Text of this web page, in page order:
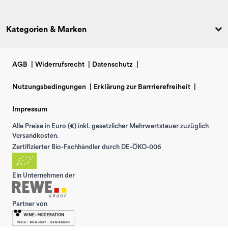
Kategorien & Marken
AGB Widerrufsrecht Datenschutz
Nutzungsbedingungen Erklärung zur Barrrierefreiheit
Impressum
Alle Preise in Euro (€) inkl. gesetzlicher Mehrwertsteuer zuzüglich
Versandkosten.
Zertifizierter Bio-Fachhändler durch DE-ÖKO-006
Ein Unternehmen der
Partner von